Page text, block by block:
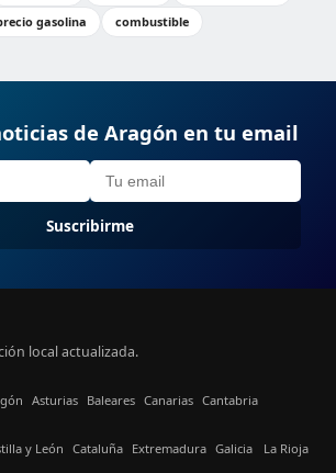
gasolina combustible
de Aragón en tu email
Suscribirme
local actualizada.
Asturias Baleares Canarias Cantabria
y León Cataluña Extremadura Galicia La Rioja